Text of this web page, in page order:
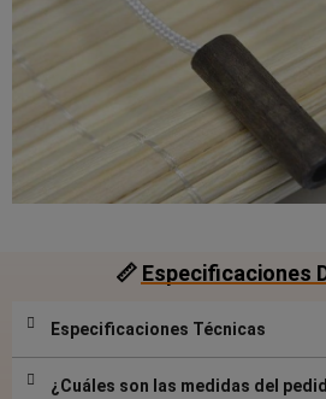
📏 Especificaciones
Especificaciones Técnicas
¿Cuáles son las medidas del